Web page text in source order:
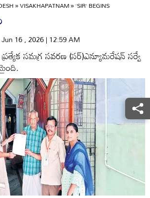
»VISAKHAPATNAM»‘SIR’ BEGINS
16 , 2026 | 12:59 AM
సమగ్ర సవరణ (సర్‌)ఎన్యూమరేషన్‌ సర్వే